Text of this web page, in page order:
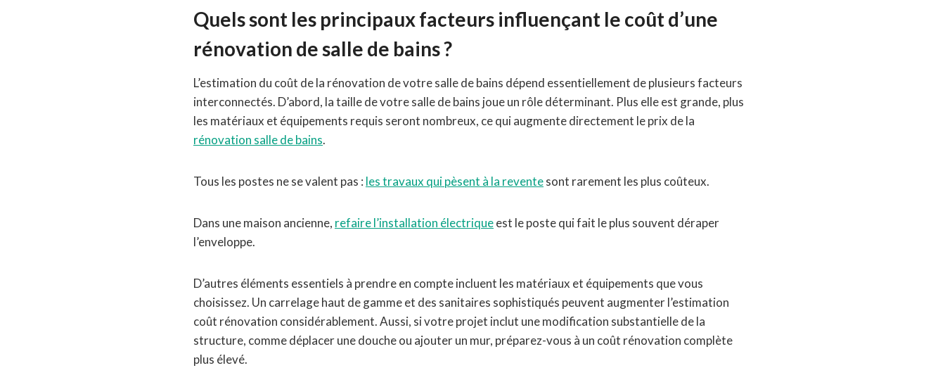
Quels sont les principaux facteurs influençant le coût d’une
rénovation de salle de bains ?
L’estimation du coût de la rénovation de votre salle de bains dépend essentiellement de plusieurs facteurs
interconnectés. D’abord, la taille de votre salle de bains joue un rôle déterminant. Plus elle est grande, plus
les matériaux et équipements requis seront nombreux, ce qui augmente directement le prix de la
rénovation salle de bains.
Tous les postes ne se valent pas : les travaux qui pèsent à la reventesont rarement les plus coûteux.
Dans une maison ancienne, refaire l’installation électriqueest le poste qui fait le plus souvent déraper
l’enveloppe.
D’autres éléments essentiels à prendre en compte incluent les matériaux et équipements que vous
choisissez. Un carrelage haut de gamme et des sanitaires sophistiqués peuvent augmenter l’estimation
coût rénovation considérablement. Aussi, si votre projet inclut une modification substantielle de la
structure, comme déplacer une douche ou ajouter un mur, préparez-vous à un coût rénovation complète
plus élevé.